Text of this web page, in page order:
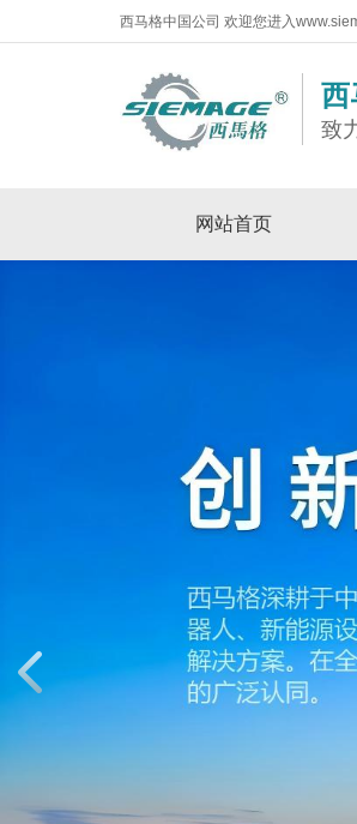
西马格中国公司 欢迎您进入
西
致
网站首页